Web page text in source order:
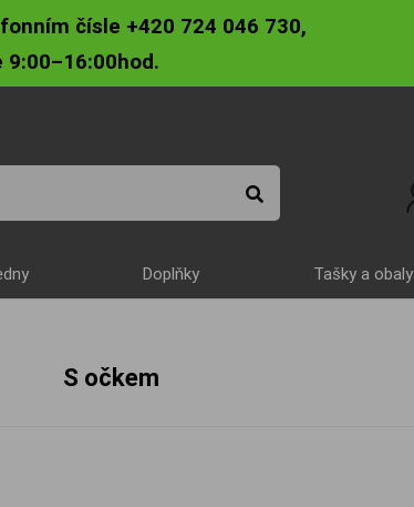
čísle +420 724 046 730,
Doplňky Tašky a obaly
S očkem